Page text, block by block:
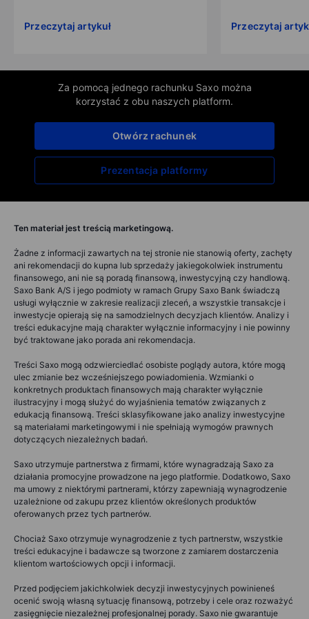
Przeczytaj artykuł Przeczytaj
Za pomocą jednego rachunku Saxo można
korzystać z obu naszych platform.
Prezentacja platformy
Otwórz rachunek
Ten materiał jest treścią marketingową.
Żadne z informacji zawartych na tej stronie nie stanowią oferty, zachęty
ani rekomendacji do kupna lub sprzedaży jakiegokolwiek instrumentu
finansowego, ani nie są poradą finansową, inwestycyjną czy handlową.
Saxo Bank A/S i jego podmioty w ramach Grupy Saxo Bank świadczą
usługi wyłącznie w zakresie realizacji zleceń, a wszystkie transakcje i
inwestycje opierają się na samodzielnych decyzjach klientów. Analizy i
treści edukacyjne mają charakter wyłącznie informacyjny i nie powinny
być traktowane jako porada ani rekomendacja.
Treści Saxo mogą odzwierciedlać osobiste poglądy autora, które mogą
ulec zmianie bez wcześniejszego powiadomienia. Wzmianki o
konkretnych produktach finansowych mają charakter wyłącznie
ilustracyjny i mogą służyć do wyjaśnienia tematów związanych z
edukacją finansową. Treści sklasyfikowane jako analizy inwestycyjne
są materiałami marketingowymi i nie spełniają wymogów prawnych
dotyczących niezależnych badań.
Saxo utrzymuje partnerstwa z firmami, które wynagradzają Saxo za
działania promocyjne prowadzone na jego platformie. Dodatkowo, Saxo
ma umowy z niektórymi partnerami, którzy zapewniają wynagrodzenie
uzależnione od zakupu przez klientów określonych produktów
oferowanych przez tych partnerów.
Chociaż Saxo otrzymuje wynagrodzenie z tych partnerstw, wszystkie
treści edukacyjne i badawcze są tworzone z zamiarem dostarczenia
klientom wartościowych opcji i informacji.
Przed podjęciem jakichkolwiek decyzji inwestycyjnych powinieneś
ocenić swoją własną sytuację finansową, potrzeby i cele oraz rozważyć
zasięgnięcie niezależnej profesjonalnej porady. Saxo nie gwarantuje